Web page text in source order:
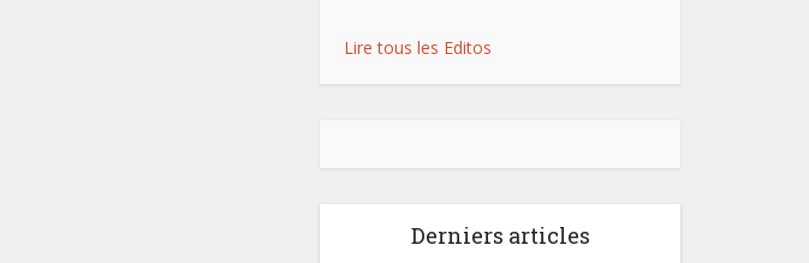
Lire tous les Editos
Derniers articles